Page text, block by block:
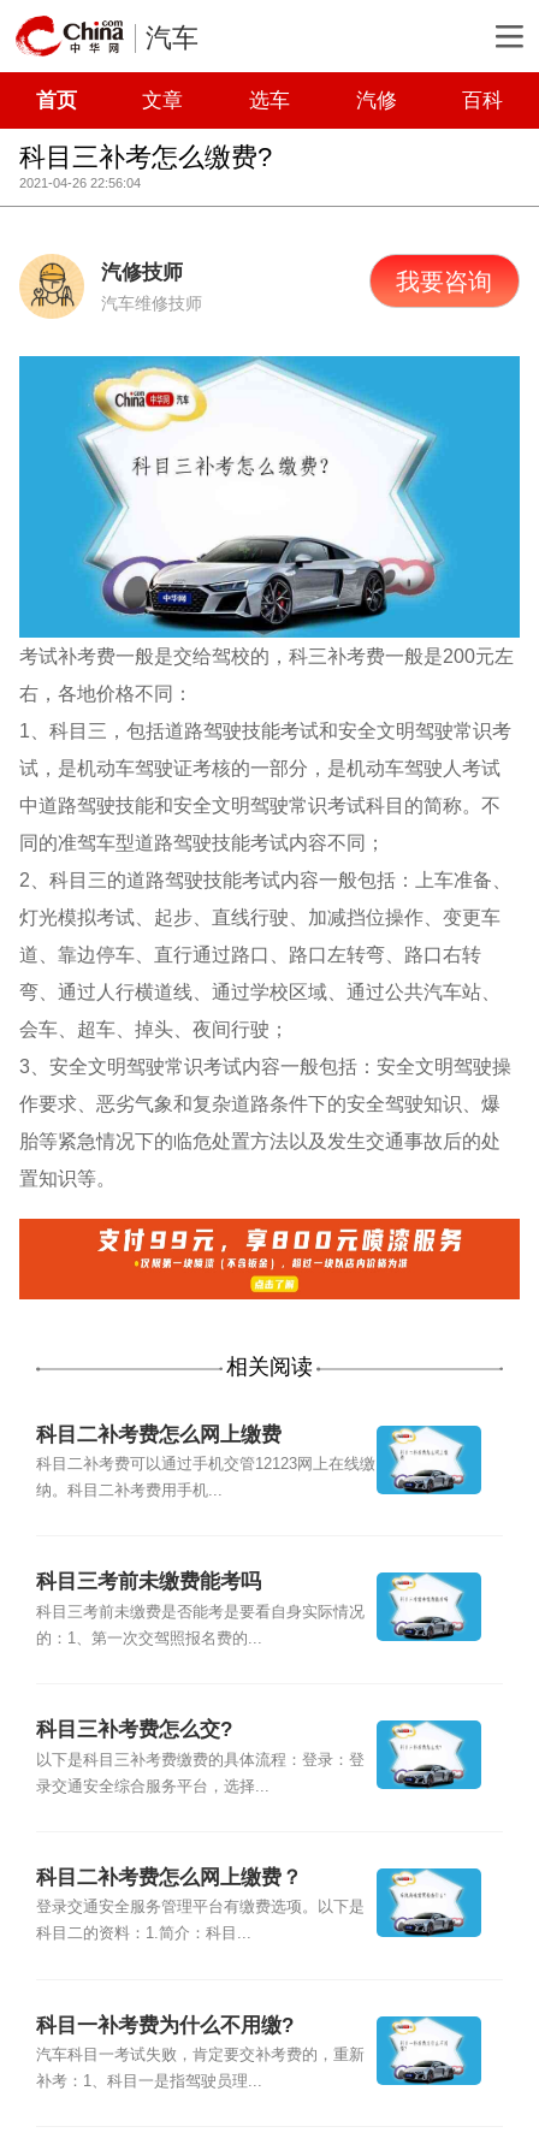
汽车
首页 文章 选车 汽修 百科
科目三补考怎么缴费?
2021-04-26 22:56:04
汽修技师
汽车维修技师
我要咨询
考试补考费一般是交给驾校的，科三补考费一般是200元左
右，各地价格不同：
1、科目三，包括道路驾驶技能考试和安全文明驾驶常识考
试，是机动车驾驶证考核的一部分，是机动车驾驶人考试
中道路驾驶技能和安全文明驾驶常识考试科目的简称。不
同的准驾车型道路驾驶技能考试内容不同；
2、科目三的道路驾驶技能考试内容一般包括：上车准备、
灯光模拟考试、起步、直线行驶、加减挡位操作、变更车
道、靠边停车、直行通过路口、路口左转弯、路口右转
弯、通过人行横道线、通过学校区域、通过公共汽车站、
会车、超车、掉头、夜间行驶；
3、安全文明驾驶常识考试内容一般包括：安全文明驾驶操
作要求、恶劣气象和复杂道路条件下的安全驾驶知识、爆
胎等紧急情况下的临危处置方法以及发生交通事故后的处
置知识等。
相关阅读
科目二补考费怎么网上缴费
科目二补考费可以通过手机交管12123网上在线缴
纳。科目二补考费用手机...
科目三考前未缴费能考吗
科目三考前未缴费是否能考是要看自身实际情况
的：1、第一次交驾照报名费的...
科目三补考费怎么交?
以下是科目三补考费缴费的具体流程：登录：登
录交通安全综合服务平台，选择...
科目二补考费怎么网上缴费？
登录交通安全服务管理平台有缴费选项。以下是
科目二的资料：1.简介：科目...
科目一补考费为什么不用缴?
汽车科目一考试失败，肯定要交补考费的，重新
补考：1、科目一是指驾驶员理...